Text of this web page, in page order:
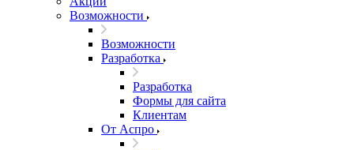
Возможности
Возможности
Разработка
Разработка
Формы для сайта
Клиентам
От Аспро